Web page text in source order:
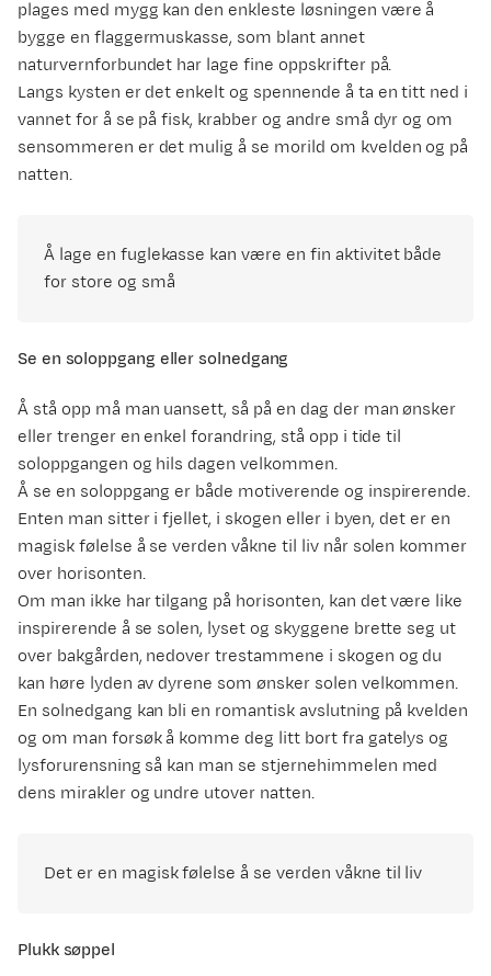
plages med mygg kan den enkleste løsningen være å
bygge en flaggermuskasse, som blant annet
naturvernforbundet har lage fine oppskrifter på.
Langs kysten er det enkelt og spennende å ta en titt ned i
vannet for å se på fisk, krabber og andre små dyr og om
sensommeren er det mulig å se morild om kvelden og på
natten.
Å lage en fuglekasse kan være en fin aktivitet både
for store og små
Se en soloppgang eller solnedgang
Å stå opp må man uansett, så på en dag der man ønsker
eller trenger en enkel forandring, stå opp i tide til
soloppgangen og hils dagen velkommen.
Å se en soloppgang er både motiverende og inspirerende.
Enten man sitter i fjellet, i skogen eller i byen, det er en
magisk følelse å se verden våkne til liv når solen kommer
over horisonten.
Om man ikke har tilgang på horisonten, kan det være like
inspirerende å se solen, lyset og skyggene brette seg ut
over bakgården, nedover trestammene i skogen og du
kan høre lyden av dyrene som ønsker solen velkommen.
En solnedgang kan bli en romantisk avslutning på kvelden
og om man forsøk å komme deg litt bort fra gatelys og
lysforurensning så kan man se stjernehimmelen med
dens mirakler og undre utover natten.
Det er en magisk følelse å se verden våkne til liv
Plukk søppel